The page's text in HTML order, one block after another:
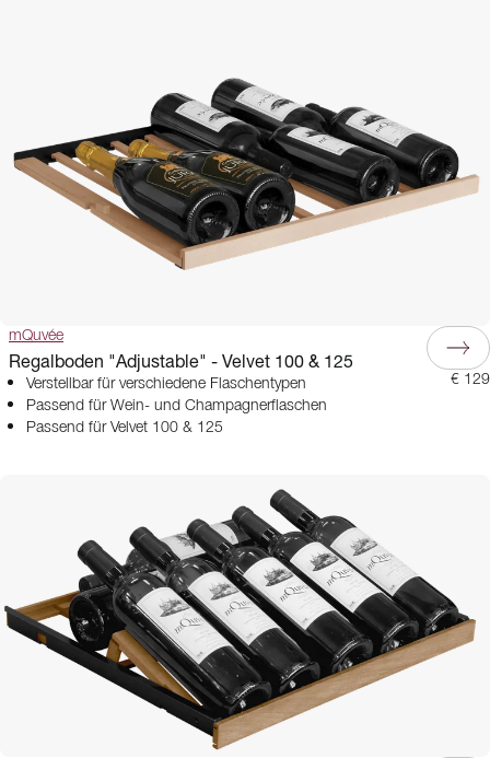
mQuvée
Regalboden "Adjustable" - Velvet 100 & 125
Verstellbar für verschiedene Flaschentypen
Passend für Wein- und Champagnerflaschen
Passend für Velvet 100 & 125
€ 129